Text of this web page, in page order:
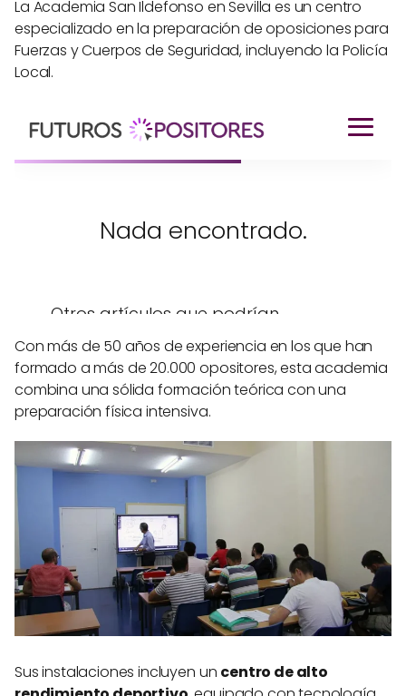
La Academia San Ildefonso en Sevilla es un centro
especializado en la preparación de oposiciones para
Fuerzas y Cuerpos de Seguridad, incluyendo la Policía
Local.
Con más de 50 años de experiencia en los que han
formado a más de 20.000 opositores, esta academia
combina una sólida formación teórica con una
preparación física intensiva.
Sus instalaciones incluyen un centro de alto